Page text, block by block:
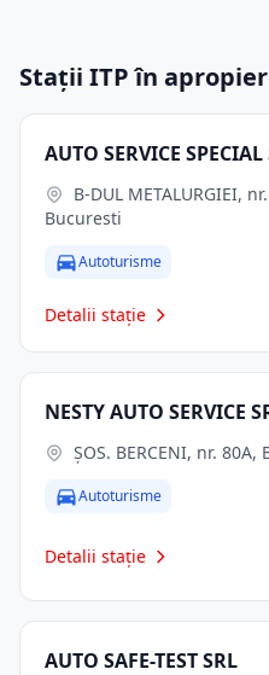
Stații ITP în
AUTO SERVICE SPECIAL
Bucuresti
Autoturisme
Detalii stație
NESTY AUTO SERVICE
ŞOS. BERCENI, nr.
Autoturisme
Detalii stație
AUTO SAFE-TEST SRL